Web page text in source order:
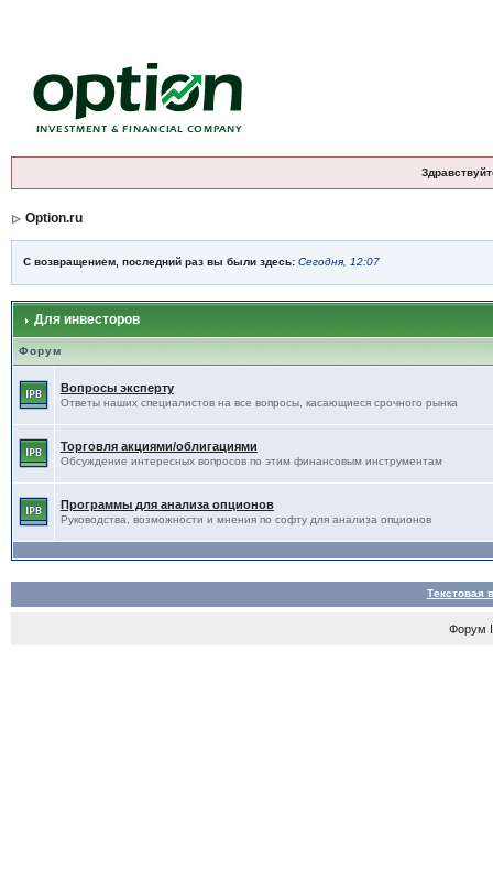
Option.ru
С возвращением, последний раз вы были здесь: Сегодня, 12:07
Для инвесторов
Форум
Вопросы эксперту
Ответы наших специалистов на все вопросы, касающиеся срочного рынка
Торговля акциями/облигациями
Обсуждение интересных вопросов по этим финансовым инструментам
Программы для анализа опционов
Руководства, возможности и мнения по софту для анализа опционов
Текстовая
Форум